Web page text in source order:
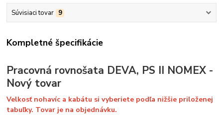
Súvisiaci tovar 9
Kompletné špecifikácie
Pracovná rovnošata DEVA, PS II NOMEX -
Nový tovar
Velkosť nohavíc a kabátu si vyberiete podľa nižšie priloženej
tabuľky. Tovar je na objednávku.